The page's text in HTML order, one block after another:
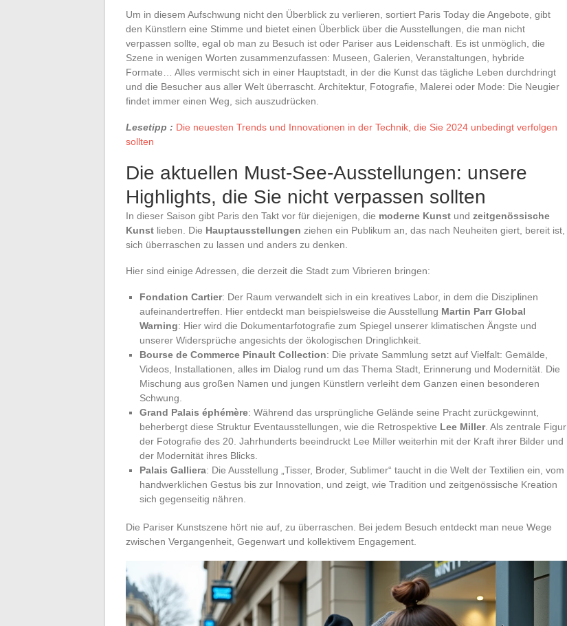
Um in diesem Aufschwung nicht den Überblick zu verlieren, sortiert Paris Today die Angebote, gibt
den Künstlern eine Stimme und bietet einen Überblick über die Ausstellungen, die man nicht
verpassen sollte, egal ob man zu Besuch ist oder Pariser aus Leidenschaft. Es ist unmöglich, die
Szene in wenigen Worten zusammenzufassen: Museen, Galerien, Veranstaltungen, hybride
Formate… Alles vermischt sich in einer Hauptstadt, in der die Kunst das tägliche Leben durchdringt
und die Besucher aus aller Welt überrascht. Architektur, Fotografie, Malerei oder Mode: Die Neugier
findet immer einen Weg, sich auszudrücken.
Lesetipp : Die neuesten Trends und Innovationen in der Technik, die Sie 2024 unbedingt verfolgen
sollten
Die aktuellen Must-See-Ausstellungen: unsere
Highlights, die Sie nicht verpassen sollten
In dieser Saison gibt Paris den Takt vor für diejenigen, die moderne Kunst und zeitgenössische
Kunst lieben. Die Hauptausstellungen ziehen ein Publikum an, das nach Neuheiten giert, bereit ist,
sich überraschen zu lassen und anders zu denken.
Hier sind einige Adressen, die derzeit die Stadt zum Vibrieren bringen:
Fondation Cartier: Der Raum verwandelt sich in ein kreatives Labor, in dem die Disziplinen
aufeinandertreffen. Hier entdeckt man beispielsweise die Ausstellung Martin Parr Global
Warning: Hier wird die Dokumentarfotografie zum Spiegel unserer klimatischen Ängste und
unserer Widersprüche angesichts der ökologischen Dringlichkeit.
Bourse de Commerce Pinault Collection: Die private Sammlung setzt auf Vielfalt: Gemälde,
Videos, Installationen, alles im Dialog rund um das Thema Stadt, Erinnerung und Modernität. Die
Mischung aus großen Namen und jungen Künstlern verleiht dem Ganzen einen besonderen
Schwung.
Grand Palais éphémère: Während das ursprüngliche Gelände seine Pracht zurückgewinnt,
beherbergt diese Struktur Eventausstellungen, wie die Retrospektive Lee Miller. Als zentrale Figur
der Fotografie des 20. Jahrhunderts beeindruckt Lee Miller weiterhin mit der Kraft ihrer Bilder und
der Modernität ihres Blicks.
Palais Galliera: Die Ausstellung „Tisser, Broder, Sublimer“ taucht in die Welt der Textilien ein, vom
handwerklichen Gestus bis zur Innovation, und zeigt, wie Tradition und zeitgenössische Kreation
sich gegenseitig nähren.
Die Pariser Kunstszene hört nie auf, zu überraschen. Bei jedem Besuch entdeckt man neue Wege
zwischen Vergangenheit, Gegenwart und kollektivem Engagement.